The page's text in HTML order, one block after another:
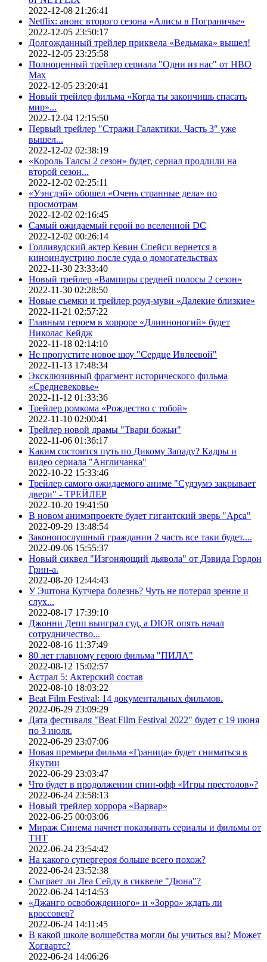
2022-12-08 21:26:41
Netflix: анонс второго сезона «Алисы в Пограничье»
2022-12-05 23:50:17
Долгожданный трейлер приквела «Ведьмака» вышел!
2022-12-05 23:25:58
Полноценный трейлер сериала "Одни из нас" от HBO
Max
2022-12-05 23:20:41
Новый трейлер фильма «Когда ты закончишь спасать
мир»...
2022-12-04 12:15:50
Первый трейлер "Стражи Галактики. Часть 3" уже
вышел...
2022-12-02 02:38:19
«Король Талсы 2 сезон» будет, сериал продлили на
второй сезон...
2022-12-02 02:25:11
«Уэнсдэй» обошел «Очень странные дела» по
просмотрам
2022-12-02 02:16:45
Самый ожидаемый герой во вселенной DC
2022-12-02 00:26:14
Голливудский актер Кевин Спейси вернется в
киноиндустрию после суда о домогательствах
2022-11-30 23:33:40
Новый трейлер «Вампиры средней полосы 2 сезон»
2022-11-30 02:28:50
Новые съемки и трейлер роуд-муви «Далекие близкие»
2022-11-21 02:57:22
Главным героем в хорроре «Длинноногий» будет
Николас Кейдж
2022-11-18 02:14:10
Не пропустите новое шоу "Сердце Ивлеевой"
2022-11-13 17:48:34
Эксклюзивный фрагмент исторического фильма
«Средневековье»
2022-11-12 01:33:36
Трейлер ромкома «Рождество с тобой»
2022-11-10 02:00:41
Трейлер новой драмы "Твари божьи"
2022-11-06 01:36:17
Каким состоится путь по Дикому Западу? Кадры и
видео сериала "Англичанка"
2022-10-22 15:33:46
Трейлер самого ожидаемого аниме "Судзумэ закрывает
двери" - ТРЕЙЛЕР
2022-10-20 19:41:50
В новом анимэпроекте будет гигантский зверь "Арса"
2022-09-29 13:48:54
Законопослушный гражданин 2 часть все таки будет....
2022-09-06 15:55:37
Новый сиквел "Изгоняющий дьявола" от Дэвида Гордон
Грин-а.
2022-08-20 12:44:43
У Эштона Кутчера болезнь? Чуть не потерял зрение и
слух...
2022-08-17 17:39:10
Джонни Депп выиграл суд, а DIOR опять начал
сотрудничество...
2022-08-16 11:37:49
80 лет главному герою фильма "ПИЛА"
2022-08-12 15:02:57
Астрал 5: Актерский состав
2022-08-10 18:03:22
Beat Film Festival: 14 документальных фильмов.
2022-06-29 23:09:29
Дата фестиваля "Beat Film Festival 2022" будет с 19 июня
по 3 июля.
2022-06-29 23:07:06
Новая премьера фильма «Граница» будет сниматься в
Якутии
2022-06-29 23:03:47
Что будет в продолжении спин-офф «Игры престолов»?
2022-06-24 23:58:13
Новый трейлер хоррора «Варвар»
2022-06-25 00:03:06
Мираж Синема начнет показывать сериалы и фильмы от
ТНТ
2022-06-24 23:54:42
На какого супергероя больше всего похож?
2022-06-24 23:52:38
Сыграет ли Леа Сейду в сиквеле "Дюна"?
2022-06-24 14:14:53
«Джанго освобожденного» и «Зорро» ждать ли
кроссовер?
2022-06-24 14:11:45
В какой школе волшебства могли бы учиться вы? Может
Хогвартс?
2022-06-24 14:06:26